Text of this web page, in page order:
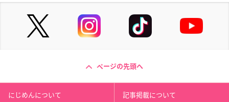
ページの先頭へ
にじめんについて 記事掲載について